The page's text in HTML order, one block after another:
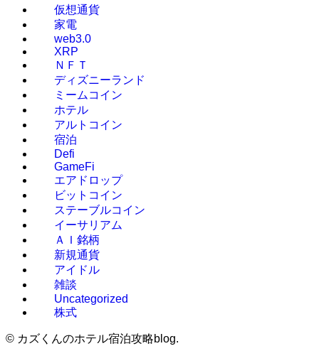
仮想通貨
家電
web3.0
XRP
ＮＦＴ
ディズニーランド
ミームコイン
ホテル
アルトコイン
宿泊
Defi
GameFi
エアドロップ
ビットコイン
ステーブルコイン
イーサリアム
ＡＩ銘柄
新規通貨
アイドル
雑談
Uncategorized
株式
© カズくんのホテル宿泊攻略blog.